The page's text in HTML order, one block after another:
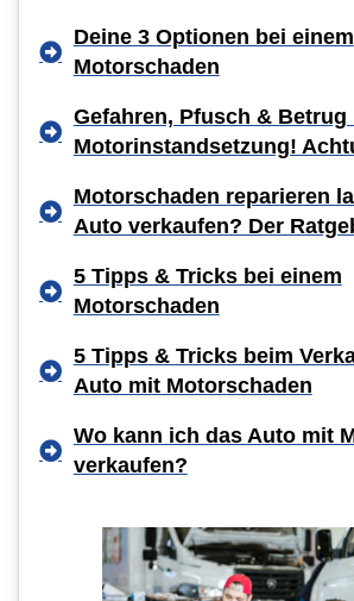
Deine 3 Optionen bei einem
Motorschaden
Gefahren, Pfusch & Betrug
Motorinstandsetzung!
Motorschaden reparieren
Auto verkaufen? Der
5 Tipps & Tricks bei einem
Motorschaden
5 Tipps & Tricks beim
Auto mit Motorschaden
Wo kann ich das Auto mit
verkaufen?